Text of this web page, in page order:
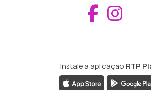
Instale a aplicação RTP